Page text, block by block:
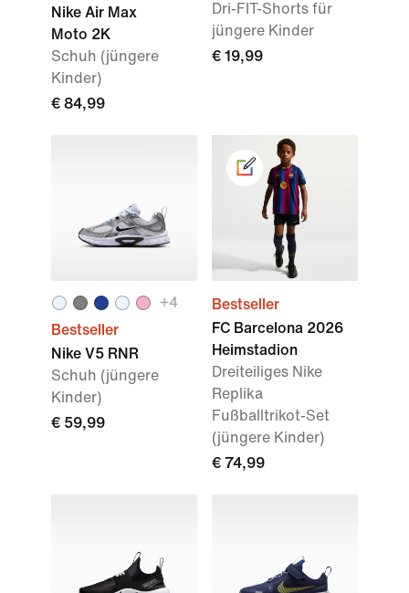
Nike Air Max
Moto 2K
Schuh (jüngere
Kinder)
€ 84,99
Dri-FIT-Shorts für
jüngere Kinder
€ 19,99
+4
Bestseller
Nike V5 RNR
Schuh (jüngere
Kinder)
€ 59,99
Bestseller
FC Barcelona 2026
Heimstadion
Dreiteiliges Nike
Replika
Fußballtrikot-Set
(jüngere Kinder)
€ 74,99